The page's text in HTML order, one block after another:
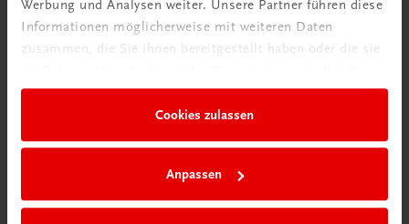
Werbung und Analysen weiter. Unsere Partner führen diese
Informationen möglicherweise mit weiteren Daten
zusammen, die Sie ihnen bereitgestellt haben oder die sie
Cookies zulassen
Anpassen
Bildung
für vegetarisch und vegan geschulte Köchinnen und Köche
TRAUNER-DigiBox